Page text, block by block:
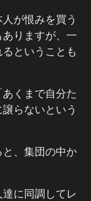
が恨みを買う
りますが、一
ということも
くまで自分た
らないという
、集団の中か
に同調してレ